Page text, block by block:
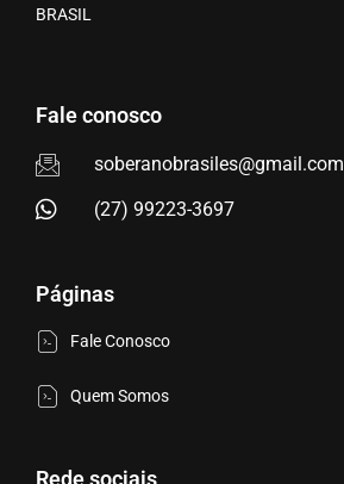
BRASIL
Fale conosco
soberanobrasiles@gmail.com
(27) 99223-3697
Páginas
Fale Conosco
Quem Somos